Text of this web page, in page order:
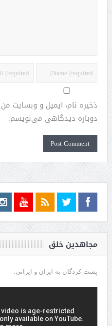
ذخیره نام، ایمیل و وبسایت
دوباره دیدگاهی می‌نویسم.
مجاهدین خلق
پشت کردگان به ایران و ایرانی.